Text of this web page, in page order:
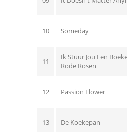
10 Someday
11
Ik Stuur Jou Een
Rode Rosen
12 Passion Flower
13 De Koekepan